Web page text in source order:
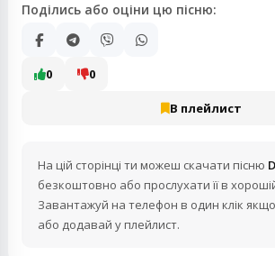
Поділись або оціни цю пісню:
0 0
В плейлист
На цій сторінці ти можеш скачати пісню
безкоштовно або прослухати її в
Завантажуй на телефон в один клік
або додавай у плейлист.